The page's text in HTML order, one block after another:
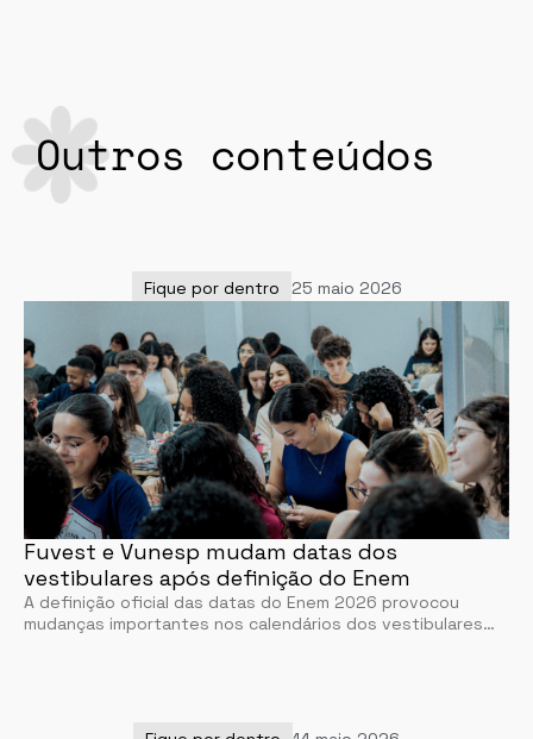
Outros conteúdos
Fique por dentro 25 maio 2026
Fuvest e Vunesp mudam datas dos
vestibulares após definição do Enem
A definição oficial das datas do Enem 2026 provocou
mudanças importantes nos calendários dos vestibulares…